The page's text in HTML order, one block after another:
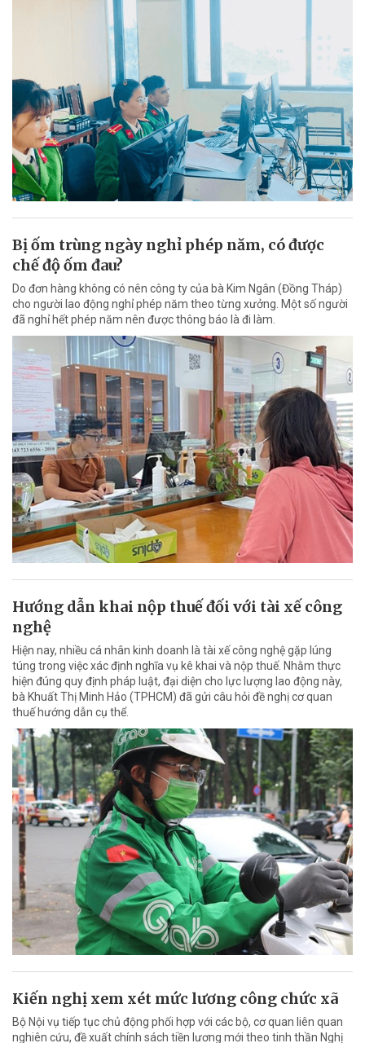
Bị ốm trùng ngày nghỉ phép năm, có được
chế độ ốm đau?
Do đơn hàng không có nên công ty của bà Kim Ngân (Đồng Tháp)
cho người lao động nghỉ phép năm theo từng xưởng. Một số người
đã nghỉ hết phép năm nên được thông báo là đi làm.
Hướng dẫn khai nộp thuế đối với tài xế công
nghệ
Hiện nay, nhiều cá nhân kinh doanh là tài xế công nghệ gặp lúng
túng trong việc xác định nghĩa vụ kê khai và nộp thuế. Nhằm thực
hiện đúng quy định pháp luật, đại diện cho lực lượng lao động này,
bà Khuất Thị Minh Hảo (TPHCM) đã gửi câu hỏi đề nghị cơ quan
thuế hướng dẫn cụ thể.
Kiến nghị xem xét mức lương công chức xã
Bộ Nội vụ tiếp tục chủ động phối hợp với các bộ, cơ quan liên quan
nghiên cứu, đề xuất chính sách tiền lương mới theo tinh thần Nghị